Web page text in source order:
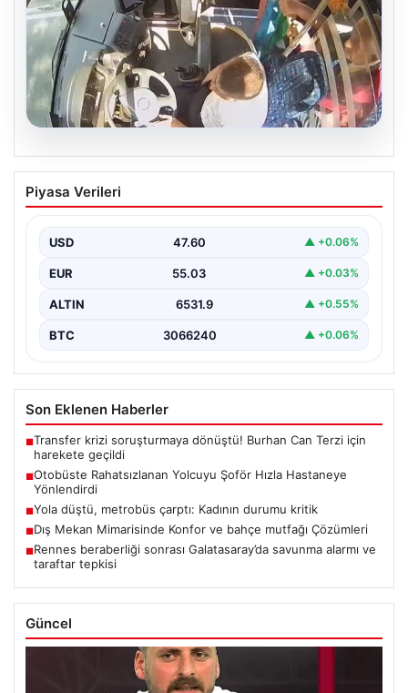
Otobüste Rahatsızlanan Yolcuyu Şoför
Hızla Hastaneye Yönlendirdi
otobüslerinde yaşanan ilginç ve dikkat çekici…
Piyasa Verileri
USD 47.60 ▲ +0.06%
EUR 55.03 ▲ +0.03%
ALTIN 6531.9 ▲ +0.55%
BTC 3066240 ▲ +0.06%
Son Eklenen Haberler
■Transfer krizi soruşturmaya dönüştü! Burhan Can Terzi için
harekete geçildi
■Otobüste Rahatsızlanan Yolcuyu Şoför Hızla Hastaneye
Yönlendirdi
■Yola düştü, metrobüs çarptı: Kadının durumu kritik
■Dış Mekan Mimarisinde Konfor ve bahçe mutfağı Çözümleri
■Rennes beraberliği sonrası Galatasaray’da savunma alarmı ve
taraftar tepkisi
Güncel